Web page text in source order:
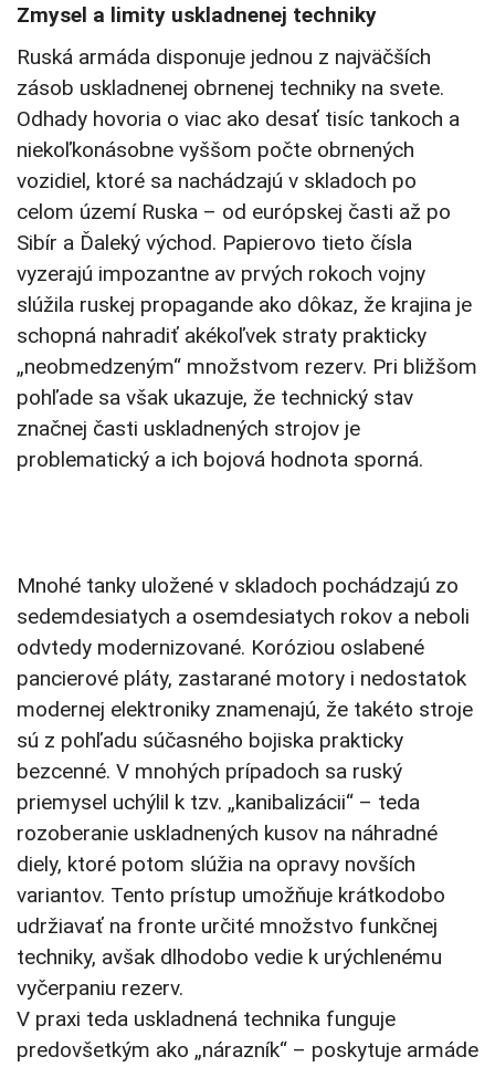
Zmysel a limity uskladnenej techniky
Ruská armáda disponuje jednou z najväčších
zásob uskladnenej obrnenej techniky na svete.
Odhady hovoria o viac ako desať tisíc tankoch a
niekoľkonásobne vyššom počte obrnených
vozidiel, ktoré sa nachádzajú v skladoch po
celom území Ruska – od európskej časti až po
Sibír a Ďaleký východ. Papierovo tieto čísla
vyzerajú impozantne av prvých rokoch vojny
slúžila ruskej propagande ako dôkaz, že krajina je
schopná nahradiť akékoľvek straty prakticky
„neobmedzeným“ množstvom rezerv. Pri bližšom
pohľade sa však ukazuje, že technický stav
značnej časti uskladnených strojov je
problematický a ich bojová hodnota sporná.
Mnohé tanky uložené v skladoch pochádzajú zo
sedemdesiatych a osemdesiatych rokov a neboli
odvtedy modernizované. Koróziou oslabené
pancierové pláty, zastarané motory i nedostatok
modernej elektroniky znamenajú, že takéto stroje
sú z pohľadu súčasného bojiska prakticky
bezcenné. V mnohých prípadoch sa ruský
priemysel uchýlil k tzv. „kanibalizácii“ – teda
rozoberanie uskladnených kusov na náhradné
diely, ktoré potom slúžia na opravy novších
variantov. Tento prístup umožňuje krátkodobo
udržiavať na fronte určité množstvo funkčnej
techniky, avšak dlhodobo vedie k urýchlenému
vyčerpaniu rezerv.
V praxi teda uskladnená technika funguje
predovšetkým ako „nárazník“ – poskytuje armáde